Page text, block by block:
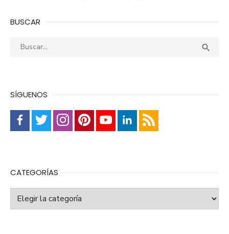
BUSCAR
Buscar: 
SÍGUENOS
CATEGORÍAS
Categorías